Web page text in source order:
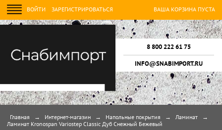
ВОЙТИ ЗАРЕГИСТРИРОВАТЬСЯ ВАША КОРЗИНА ПУСТА
8 800 222 61 75
INFO@SNABIMPORT.RU
Главная → Интернет-магазин → Напольные покрытия → Ламинат
→
Ламинат Kronospan Variostep Classic Дуб Снежный Бежевый